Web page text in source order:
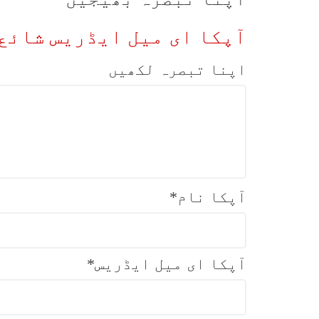
آپکا ای میل ایڈریس
اپنا تبصرہ لکھیں
آپکا نام*
آپکا ای میل ایڈریس*